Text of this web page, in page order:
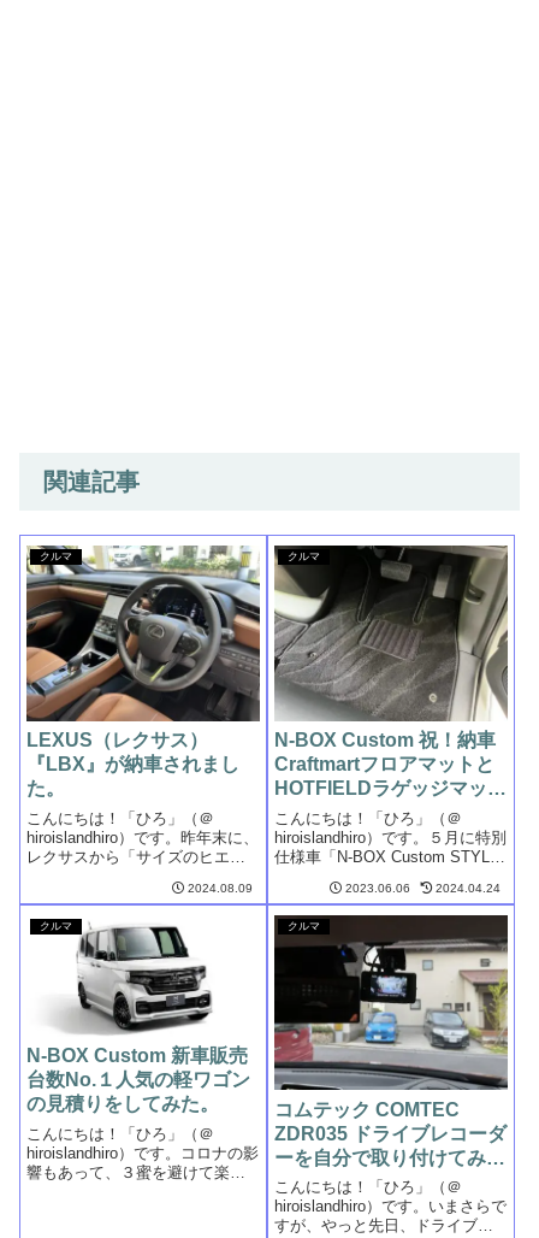
関連記事
クルマ
LEXUS（レクサス）
『LBX』が納車されまし
た。
こんにちは！「ひろ」（＠
hiroislandhiro）です。昨年末に、
レクサスから「サイズのヒエラ
トラグジュアリーカー」とし
さっそく年末に注文しました。
注文日は販売会社の最終営業
2024.08.09
クルマ
N-BOX Custom 祝！納車
Craftmartフロアマットと
HOTFIELDラゲッジマット
を購入。
こんにちは！「ひろ」（＠
hiroislandhiro）です。５月に特別
仕様車「N-BOX Custom STYLE
れました！見積りした未使用車
は、走行距離はたったの２km、
しかもシート、サンバイザーは
ビニ...
2023.06.06 2024.04.24
クルマ
N-BOX Custom 新車販売
台数No.１人気の軽ワゴン
の見積りをしてみた。
こんにちは！「ひろ」（＠
hiroislandhiro）です。コロナの影
響もあって、３蜜を避けて楽し
クルマ
コムテック COMTEC
ZDR035 ドライブレコーダ
ーを自分で取り付けてみ
た。
こんにちは！「ひろ」（＠
hiroislandhiro）です。いまさらで
すが、やっと先日、ドライブレ